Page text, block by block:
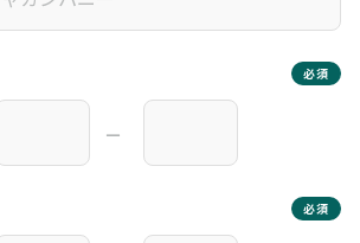
必須
―
必須